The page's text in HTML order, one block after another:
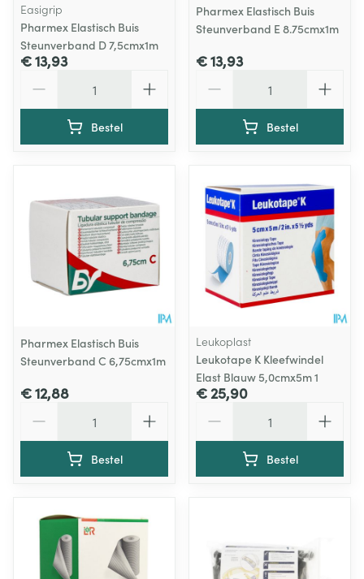
Easigrip
Pharmex Elastisch Buis
Steunverband D 7,5cmx1m
€ 13,93
Bestel
Pharmex Elastisch Buis
Steunverband E 8.75cmx1m
€ 13,93
Bestel
Pharmex Elastisch Buis
Steunverband C 6,75cmx1m
€ 12,88
Bestel
Leukoplast
Leukotape K Kleefwindel
Elast Blauw 5,0cmx5m 1
€ 25,90
Bestel